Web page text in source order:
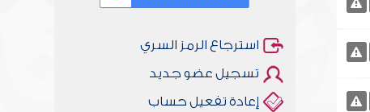
استرجاع الرمز السري
تسجيل عضو جديد
إعادة تفعيل حساب